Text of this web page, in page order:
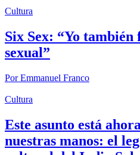
Cultura
Six Sex: “Yo
sexual”
PorEmmanuel Franco
Cultura
Este asunto está
nuestras manos: el